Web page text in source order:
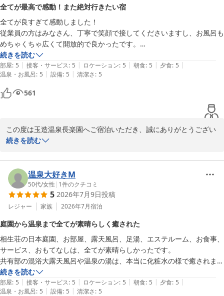
だけたようで大変光栄です。島根の味覚を楽しんでいただけたこ
と、料理長も大変喜んでおります。
「親孝行ができました」とのお言葉は、私どもにとって何より嬉し
いお言葉です。これからも、ご家族皆さまの思い出に残るお時間を
お過ごしいただける宿であり続けられるよう努めてまいります。ぜ
ひまた皆さまでお越しくださいませ。再びお会いできます日を、心
よりお待ちしております。
玉造温泉 湯之助の宿 長楽園
全てが最高で感動！また絶対行きたい宿
全てが良すぎて感動しました！
従業員の方はみなさん、丁寧で笑顔で接してくださいますし、お風呂も
めちゃくちゃ広くて開放的で良かったです。
お部屋もすごく広くて綺麗で、でもそれでいて良き古きで畳のいい匂い
がして、幸せな空間でした。
お料理も、とっても美味しくてお腹いっぱいになりました。
お庭のお散歩も癒されました。
また絶対行きます。ありがとうございました！
続きを読む
部屋: 5 | 接客・サービス: 5 | ロケーション: 5 | 朝食: 5 | 夕食: 5 |
温泉・お風呂: 5 | 設備: 5 | 清潔さ: 5
561
この度は玉造温泉長楽園へご宿泊いただき、誠にありがとうござい
ました。また、素敵なお写真とともに心温まるご感想をお寄せいた
「全てが最高」とのお言葉を頂戴し、スタッフ一同大変嬉しく拝見
いたしました。接客や日本一の混浴大露天風呂、お部屋、お料理、
庭園散策までご満喫いただけたご様子を伺い、何よりでございま
す。畳の香りや昔ながらの旅館の雰囲気の中で、ゆっくりとお寛ぎ
いただけたことは、私どもにとって大変励みになります。
いませ。またお会いできます日を、スタッフ一同心よりお待ち申し
上げております。この度は誠にありがとうございました。
玉造温泉 湯之助の宿 長楽園
2026-05-27
続きを読む
温泉大好きM
50代/女性 | 1件のクチコミ
5 2026年7月9日投稿
レジャー 家族 2026年7月宿泊
庭園から温泉まで全てが素晴らしく癒された
相生荘の日本庭園、お部屋、露天風呂、足湯、エステルーム、お食事、
サービス、おもてなしは、全てが素晴らしかったです。
共有部の混浴大露天風呂や温泉の湯は、本当に化粧水の様で癒されまし
た。
続きを読む
部屋: 5 | 接客・サービス: 5 | ロケーション: 5 | 朝食: 5 | 夕食: 5 |
温泉・お風呂: 5 | 設備: 5 | 清潔さ: 5